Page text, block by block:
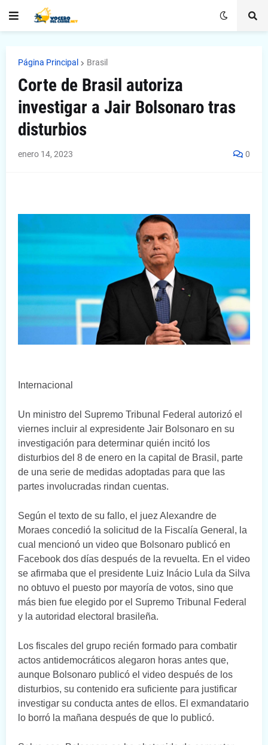
Página Principal Brasil
Corte de Brasil autoriza
investigar a Jair Bolsonaro tras
disturbios
enero 14, 2023 0
Internacional
Un ministro del Supremo Tribunal Federal autorizó el
viernes incluir al expresidente Jair Bolsonaro en su
investigación para determinar quién incitó los
disturbios del 8 de enero en la capital de Brasil, parte
de una serie de medidas adoptadas para que las
partes involucradas rindan cuentas.
Según el texto de su fallo, el juez Alexandre de
Moraes concedió la solicitud de la Fiscalía General, la
cual mencionó un video que Bolsonaro publicó en
Facebook dos días después de la revuelta. En el video
se afirmaba que el presidente Luiz Inácio Lula da Silva
no obtuvo el puesto por mayoría de votos, sino que
más bien fue elegido por el Supremo Tribunal Federal
y la autoridad electoral brasileña.
Los fiscales del grupo recién formado para combatir
actos antidemocráticos alegaron horas antes que,
aunque Bolsonaro publicó el video después de los
disturbios, su contenido era suficiente para justificar
investigar su conducta antes de ellos. El exmandatario
lo borró la mañana después de que lo publicó.